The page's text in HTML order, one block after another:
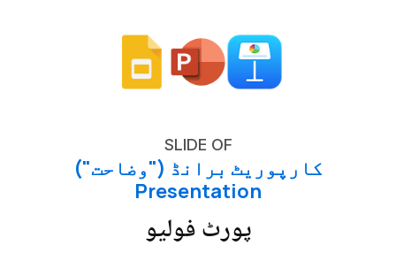
SLIDE OF
کارپوریٹ برانڈ ("وضاحت")
Presentation
پورٹ فولیو